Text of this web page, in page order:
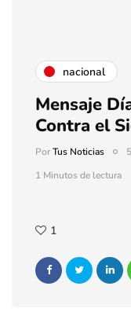
nacional
Mensaje
Contra el
PorTus Noticias
1 Minutos de lectura
1